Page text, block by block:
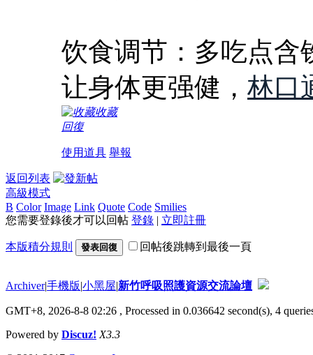
饮食调节：多吃点含
让身体更强健， 林口
收藏
回復
使用道具 舉報
返回列表
高級模式
B Color Image Link Quote Code Smilies
您需要登錄後才可以回帖 登錄 | 立即註冊
本版積分規則 發表回復 回帖後跳轉到最後一頁
Archiver|手機版|小黑屋|新竹呼吸照護資源交流論壇
GMT+8, 2026-8-8 02:26 , Processed in 0.036642 second(s), 4
Powered by Discuz! X3.3